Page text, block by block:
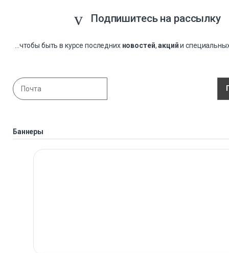
Подпишитесь на рассылку
...чтобы быть в курсе последних новостей,акцийи
Баннеры